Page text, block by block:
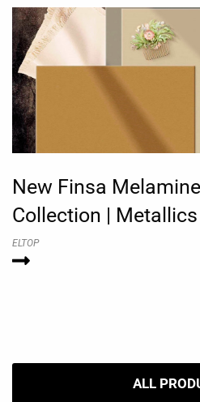
New Finsa
Collection |
ELTOP
ALL